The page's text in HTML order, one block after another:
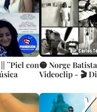
¨Piel con🟡 Norge
Videoclip - 🎬